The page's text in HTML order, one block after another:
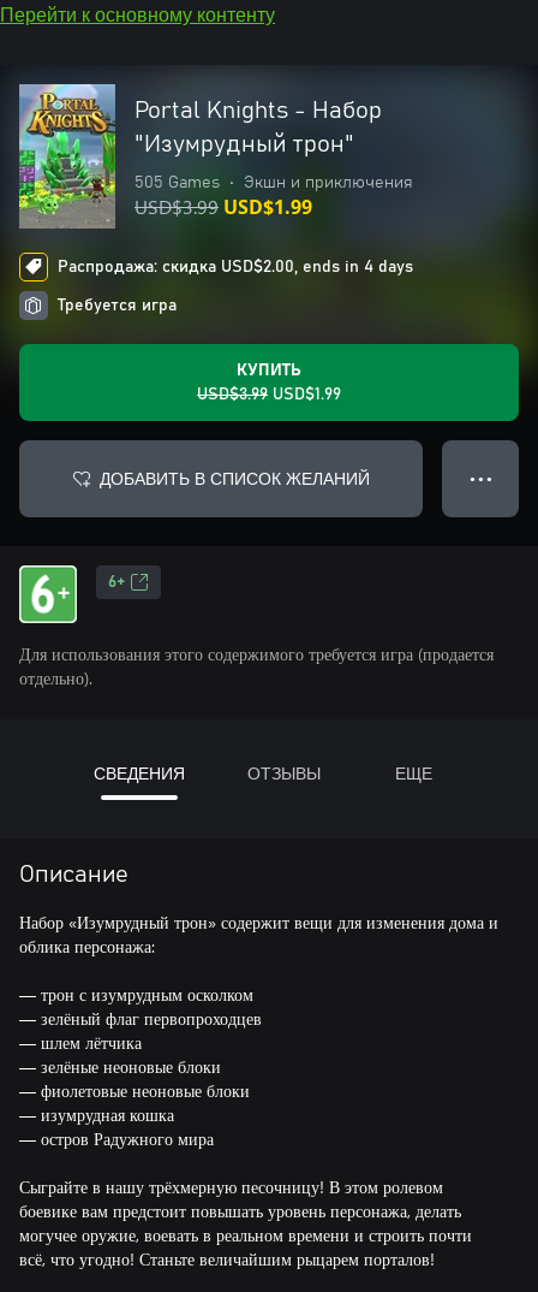
Перейти к основному контенту
Portal Knights - Набор
"Изумрудный трон"
505 Games • Экшн и приключения
USD$3.99 USD$1.99
Распродажа: скидка USD$2.00, ends in 4 days
Требуется игра
КУПИТЬ
USD$3.99 USD$1.99
ДОБАВИТЬ В СПИСОК ЖЕЛАНИЙ ● ● ●
6+
Для использования этого содержимого требуется игра (продается
отдельно).
СВЕДЕНИЯ ОТЗЫВЫ ЕЩЕ
Описание
Набор «Изумрудный трон» содержит вещи для изменения дома и
облика персонажа:
— трон с изумрудным осколком
— зелёный флаг первопроходцев
— шлем лётчика
— зелёные неоновые блоки
— фиолетовые неоновые блоки
— изумрудная кошка
— остров Радужного мира
Сыграйте в нашу трёхмерную песочницу! В этом ролевом
боевике вам предстоит повышать уровень персонажа, делать
могучее оружие, воевать в реальном времени и строить почти
всё, что угодно! Станьте величайшим рыцарем порталов!